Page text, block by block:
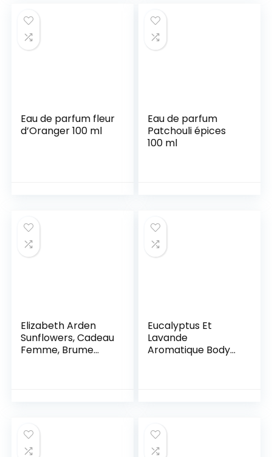
Eau de parfum fleur
d’Oranger 100 ml
Eau de parfum
Patchouli épices
100 ml
Elizabeth Arden
Sunflowers, Cadeau
Femme, Brume
Eucalyptus Et
Lavande
Aromatique Body